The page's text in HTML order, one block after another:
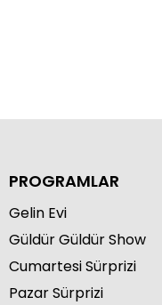
PROGRAMLAR
Gelin Evi
Güldür Güldür Show
Cumartesi Sürprizi
Pazar Sürprizi